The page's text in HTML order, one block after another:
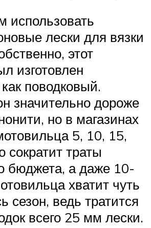
использовать
лески для вязки
этот
изготовлен
поводковый.
значительно дороже
но в магазинах
5, 10, 15,
траты
бюджета, а даже 10-
хватит чуть
сезон, ведь тратится
всего 25 мм лески.